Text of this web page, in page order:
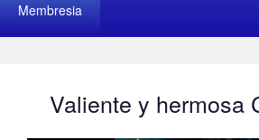
Membresia
Valiente y hermosa